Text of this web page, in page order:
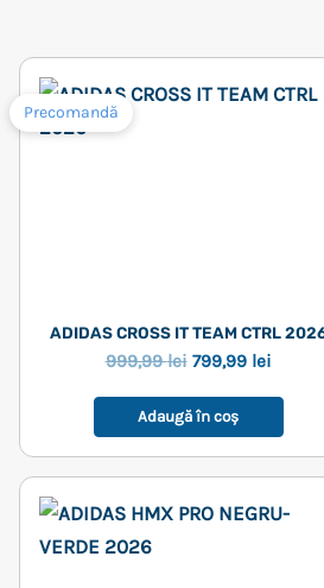
Precomandă
ADIDAS CROSS IT TEAM CTRL
999,99lei Prețul
a
fost:
799,99 leiPrețul
este:
Adaugă în coș